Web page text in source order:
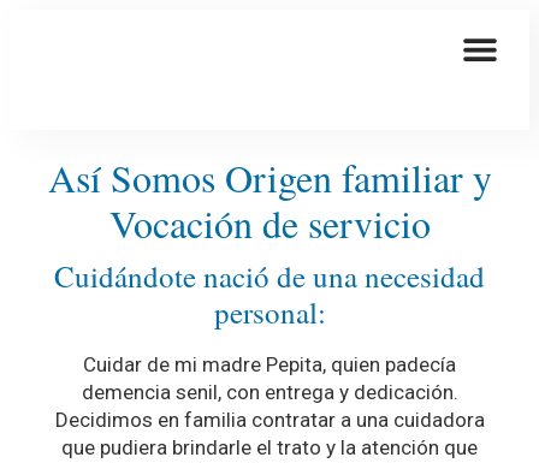
Así Somos Origen familiar y
Vocación de servicio
Cuidándote nació de una necesidad
personal:
Cuidar de mi madre Pepita, quien padecía
demencia senil, con entrega y dedicación.
Decidimos en familia contratar a una cuidadora
que pudiera brindarle el trato y la atención que